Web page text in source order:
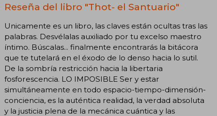
Reseña del libro "Thot- el Santuario"
Unicamente es un libro, las claves están ocultas tras las
palabras. Desvélalas auxiliado por tu excelso maestro
íntimo. Búscalas... finalmente encontrarás la bitácora
que te tutelará en el éxodo de lo denso hacia lo sutil.
De la sombría restricción hacia la libertaria
fosforescencia. LO IMPOSIBLE Ser y estar
simultáneamente en todo espacio-tiempo-dimensión-
conciencia, es la auténtica realidad, la verdad absoluta
y la justicia plena de la mecánica cuántica y las